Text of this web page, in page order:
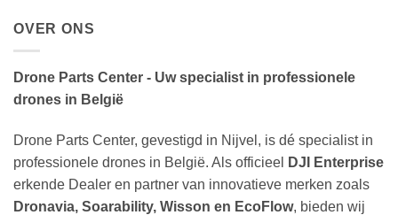
OVER ONS
Drone Parts Center - Uw specialist in professionele
drones in België
Drone Parts Center, gevestigd in Nijvel, is dé specialist in
professionele drones in België. Als officieel
DJI Enterprise
erkende Dealer en partner van innovatieve merken zoals
Dronavia, Soarability, Wisson en EcoFlow, bieden wij